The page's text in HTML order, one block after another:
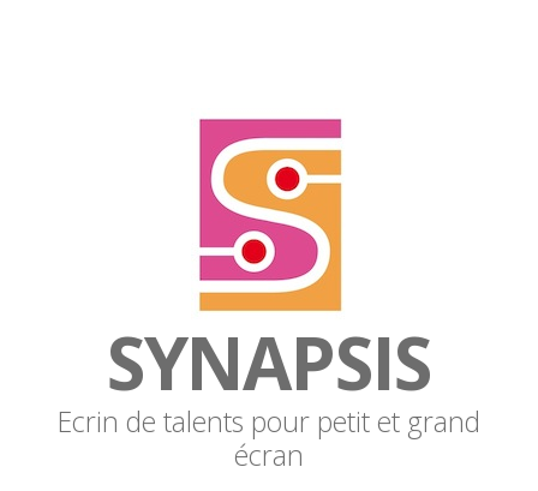
SYNAPSIS
Ecrin de talents pour petit et grand
écran